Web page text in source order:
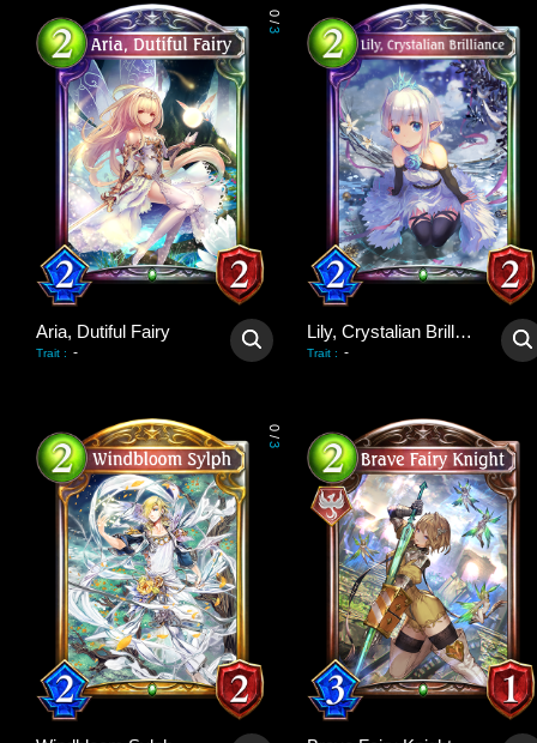
0
/
3
Aria, Dutiful Fairy
Trait : -
Lily, Crystalian Brilliance
Trait : -
0
/
3